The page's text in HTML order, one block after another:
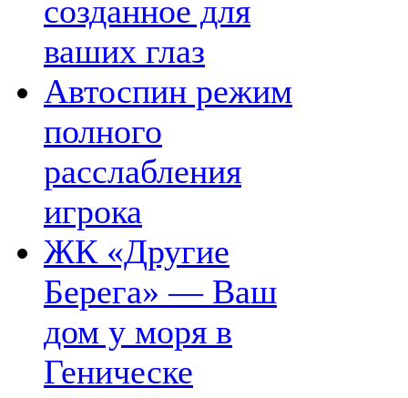
созданное для
ваших глаз
Автоспин режим
полного
расслабления
игрока
ЖК «Другие
Берега» — Ваш
дом у моря в
Геническе